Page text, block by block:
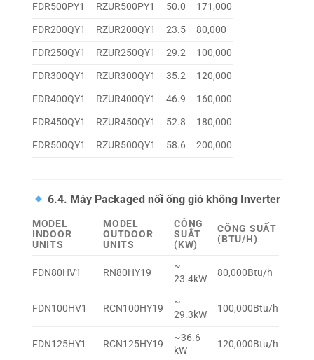
FDR500PY1
RZUR500PY1 50.0
171,000
FDR200QY1
RZUR200QY1 23.5
80,000
FDR250QY1
RZUR250QY1 29.2
100,000
FDR300QY1
RZUR300QY1 35.2
120,000
FDR400QY1
RZUR400QY1 46.9
160,000
FDR450QY1
RZUR450QY1 52.8
180,000
FDR500QY1
RZUR500QY1 58.6 200,000
6.4. Máy Packaged nối ống gió không Inverter
MODEL
INDOOR
UNITS
MODEL
OUTDOOR
UNITS
CÔNG
SUẤT
(KW)
CÔNG SUẤT
(BTU/H)
FDN80HV1 RN80HY19
~
23.4kW
80,000Btu/h
FDN100HV1 RCN100HY19
~
29.3kW
100,000Btu/h
FDN125HY1 RCN125HY19
~36.6
kW
120,000Btu/h